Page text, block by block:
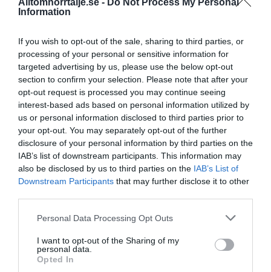
Alltomnorrtalje.se - Do Not Process My Personal
Information
If you wish to opt-out of the sale, sharing to third parties, or
processing of your personal or sensitive information for
targeted advertising by us, please use the below opt-out
section to confirm your selection. Please note that after your
opt-out request is processed you may continue seeing
interest-based ads based on personal information utilized by
us or personal information disclosed to third parties prior to
your opt-out. You may separately opt-out of the further
disclosure of your personal information by third parties on the
IAB’s list of downstream participants. This information may
also be disclosed by us to third parties on the IAB’s List of
Downstream Participants that may further disclose it to other
Personal Data Processing Opt Outs
I want to opt-out of the Sharing of my
personal data.
Opted In
16/4 NYA BOLAG
Panthalassa Åre AB registrerat –
25/3 NYA BOLAG
Nytt fastighetsförvaltningsbolag registerat i
Norrtälje
25/3 NYA BOLAG
Trålen 24 AB registrerat
18/3 NYA BOLAG
NordHem Måleri AB registrerat –
måleriföretag i Norrtälje
Lokalt väder
27°C